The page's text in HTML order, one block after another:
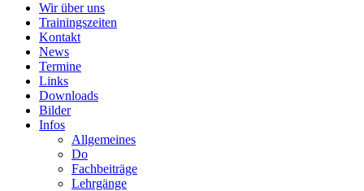
Wir über uns
Trainingszeiten
Kontakt
News
Termine
Links
Downloads
Bilder
Infos
Allgemeines
Do
Fachbeiträge
Lehrgänge